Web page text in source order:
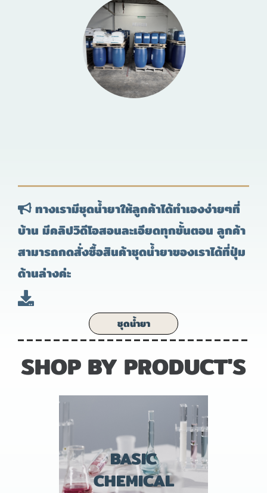
ทางเรามีชุดน้ำยาให้ลูกค้าได้ทำเองง่ายๆที่
บ้าน มีคลิปวิดีโอสอนละเอียดทุกขั้นตอน ลูกค้า
สามารถกดสั่งซื้อสินค้าชุดน้ำยาของเราได้ที่ปุ่ม
ด้านล่างค่ะ
ชุดน้ำยา
SHOP BY PRODUCT'S
BASIC
CHEMICAL